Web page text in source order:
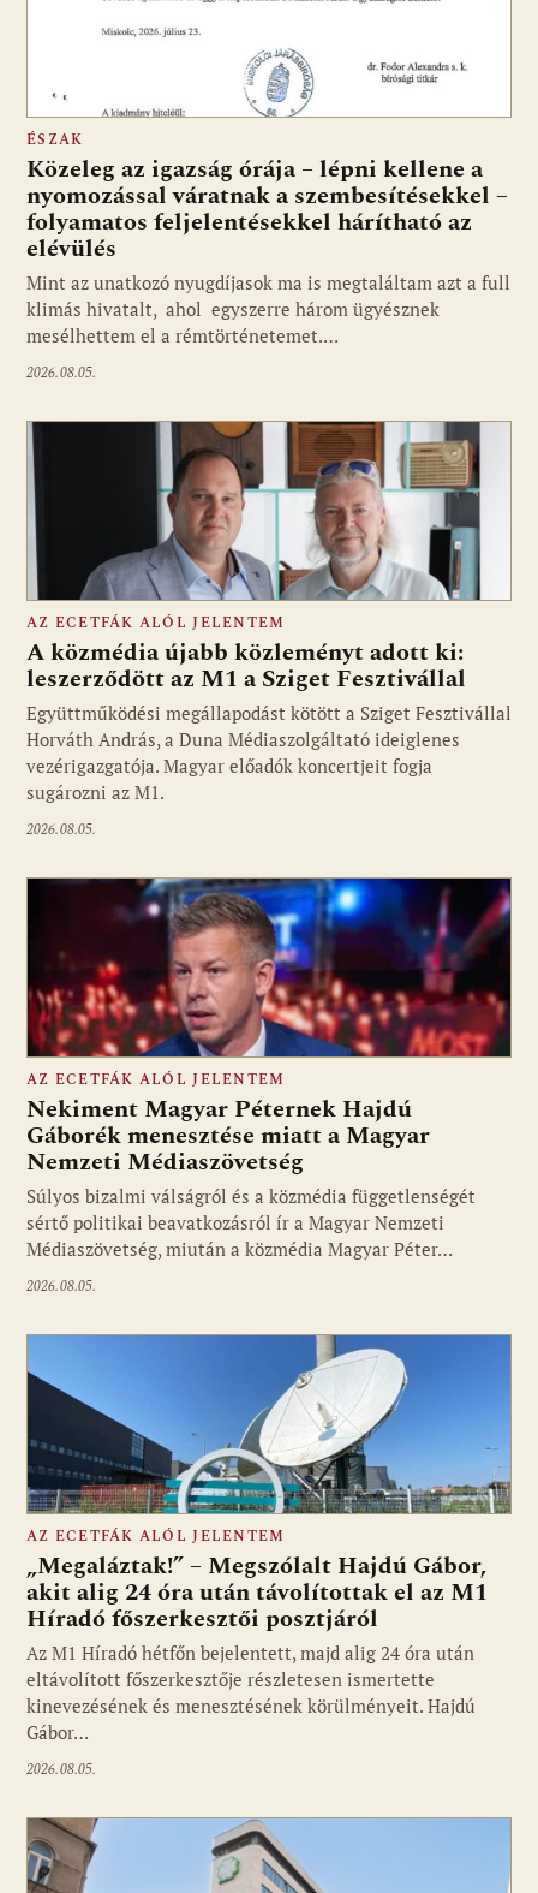
ÉSZAK
Közeleg az igazság órája – lépni kellene a
nyomozással váratnak a szembesítésekkel –
folyamatos feljelentésekkel hárítható az
elévülés
Mint az unatkozó nyugdíjasok ma is megtaláltam azt a full
klimás hivatalt, ahol egyszerre három ügyésznek
mesélhettem el a rémtörténetemet.…
2026.08.05.
Fotó: media1.hu
AZ ECETFÁK ALÓL JELENTEM
A közmédia újabb közleményt adott ki:
leszerződött az M1 a Sziget Fesztivállal
Együttműködési megállapodást kötött a Sziget Fesztivállal
Horváth András, a Duna Médiaszolgáltató ideiglenes
vezérigazgatója. Magyar előadók koncertjeit fogja
sugározni az M1.
2026.08.05.
Fotó: media1.hu
AZ ECETFÁK ALÓL JELENTEM
Nekiment Magyar Péternek Hajdú
Gáborék menesztése miatt a Magyar
Nemzeti Médiaszövetség
Súlyos bizalmi válságról és a közmédia függetlenségét
sértő politikai beavatkozásról ír a Magyar Nemzeti
Médiaszövetség, miután a közmédia Magyar Péter…
2026.08.05.
Fotó: media1.hu
AZ ECETFÁK ALÓL JELENTEM
„Megaláztak!” – Megszólalt Hajdú Gábor,
akit alig 24 óra után távolítottak el az M1
Híradó főszerkesztői posztjáról
Az M1 Híradó hétfőn bejelentett, majd alig 24 óra után
eltávolított főszerkesztője részletesen ismertette
kinevezésének és menesztésének körülményeit. Hajdú
Gábor…
2026.08.05.